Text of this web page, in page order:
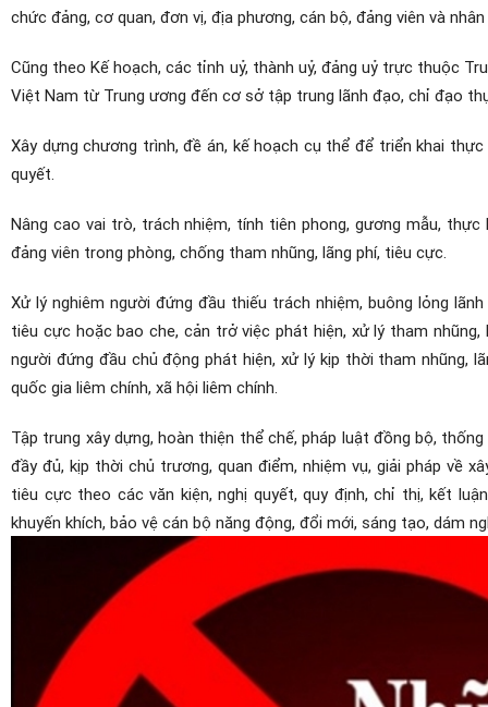
chức đảng, cơ quan, đơn vị, địa phương, cán bộ, đảng viên và
Cũng theo Kế hoạch, các tỉnh uỷ, thành uỷ, đảng uỷ trực thuộc
Việt Nam từ Trung ương đến cơ sở tập trung lãnh đạo, chỉ đạo
Xây dựng chương trình, đề án, kế hoạch cụ thể để triển khai
quyết.
Nâng cao vai trò, trách nhiệm, tính tiên phong, gương mẫu,
đảng viên trong phòng, chống tham nhũng, lãng phí, tiêu cực.
Xử lý nghiêm người đứng đầu thiếu trách nhiệm, buông lỏng
tiêu cực hoặc bao che, cản trở việc phát hiện, xử lý tham
người đứng đầu chủ động phát hiện, xử lý kịp thời tham nhũng,
quốc gia liêm chính, xã hội liêm chính.
Tập trung xây dựng, hoàn thiện thể chế, pháp luật đồng bộ,
đầy đủ, kịp thời chủ trương, quan điểm, nhiệm vụ, giải pháp về
tiêu cực theo các văn kiện, nghị quyết, quy định, chỉ thị, kết
khuyến khích, bảo vệ cán bộ năng động, đổi mới, sáng tạo, dám